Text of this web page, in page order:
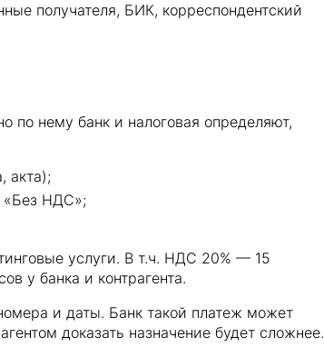
получателя, БИК, корреспондентский
нему банк и налоговая определяют,
акта);
«Без НДС»;
услуги. В т.ч. НДС 20% — 15
у банка и контрагента.
и даты. Банк такой платеж может
доказать назначение будет сложнее.